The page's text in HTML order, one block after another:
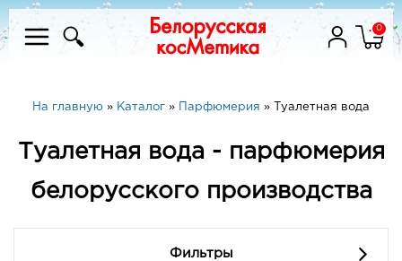
0
На главную » Каталог » Парфюмерия » Туалетная вода
Туалетная вода - парфюмерия
белорусского производства
Фильтры